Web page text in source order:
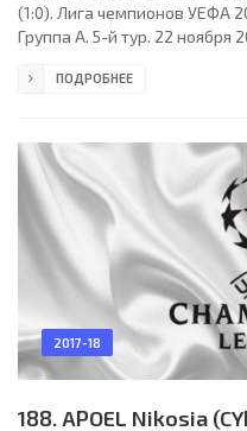
(1:0). Лига чемпионов УЕФА
Группа A. 5-й тур. 22 ноября
зрителей (92 % при
Германия). Резервный
Германия). Дополнительные
ПОДРОБНЕЕ
2017-18
188. APOEL Nikosia